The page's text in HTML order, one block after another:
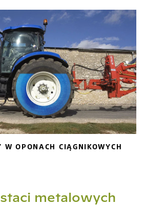
W OPONACH CIĄGNIKOWYCH
metalowych